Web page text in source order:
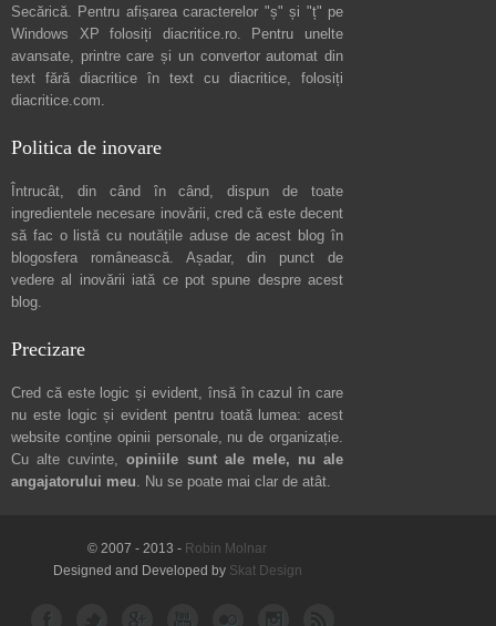
Secărică. Pentru afișarea caracterelor "ș" și "ț" pe
Windows XP folosiți diacritice.ro. Pentru unelte
avansate, printre care și un convertor automat din
text fără diacritice în text cu diacritice, folosiți
diacritice.com.
Politica de inovare
Întrucât, din când în când, dispun de toate
ingredientele necesare inovării, cred că este decent
să fac o listă cu noutățile aduse de acest blog în
blogosfera românească. Așadar, din punct de
vedere al inovării iată ce pot spune despre acest
blog.
Precizare
Cred că este logic și evident, însă în cazul în care
nu este logic și evident pentru toată lumea: acest
website conține opinii personale, nu de organizație.
Cu alte cuvinte,opiniile sunt ale mele, nu ale
angajatorului meu. Nu se poate mai clar de atât.
© 2007 - 2013 - Robin Molnar
Designed and Developed by Skat Design